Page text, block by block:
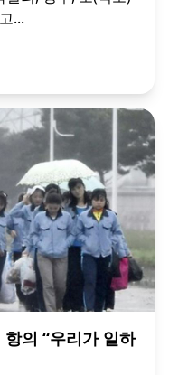
...
의 “우리가 일하